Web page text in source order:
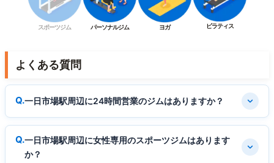
スポーツジム パーソナルジム ヨガ ピラティス
よくある質問
一日市場駅周辺に24時間営業のジムはありますか？
一日市場駅周辺に女性専用のスポーツジムはあります
か？